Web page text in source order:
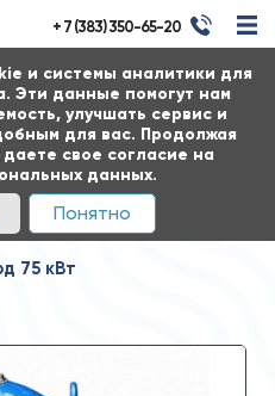
и системы аналитики для
Эти данные помогут нам
улучшать сервис и
для вас. Продолжая
свое согласие на
данных.
Понятно
+ 7 (383) 350-65-20
75 кВт